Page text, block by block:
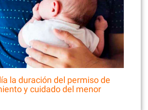
la duración del permiso de
y cuidado del menor